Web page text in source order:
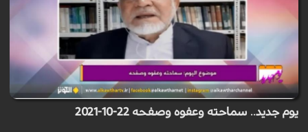
يوم جديد.. سماحته وعفوه وصفحه 22-10-2021